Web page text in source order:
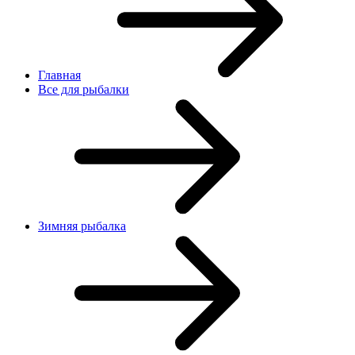
Главная
Все для рыбалки
Зимняя рыбалка